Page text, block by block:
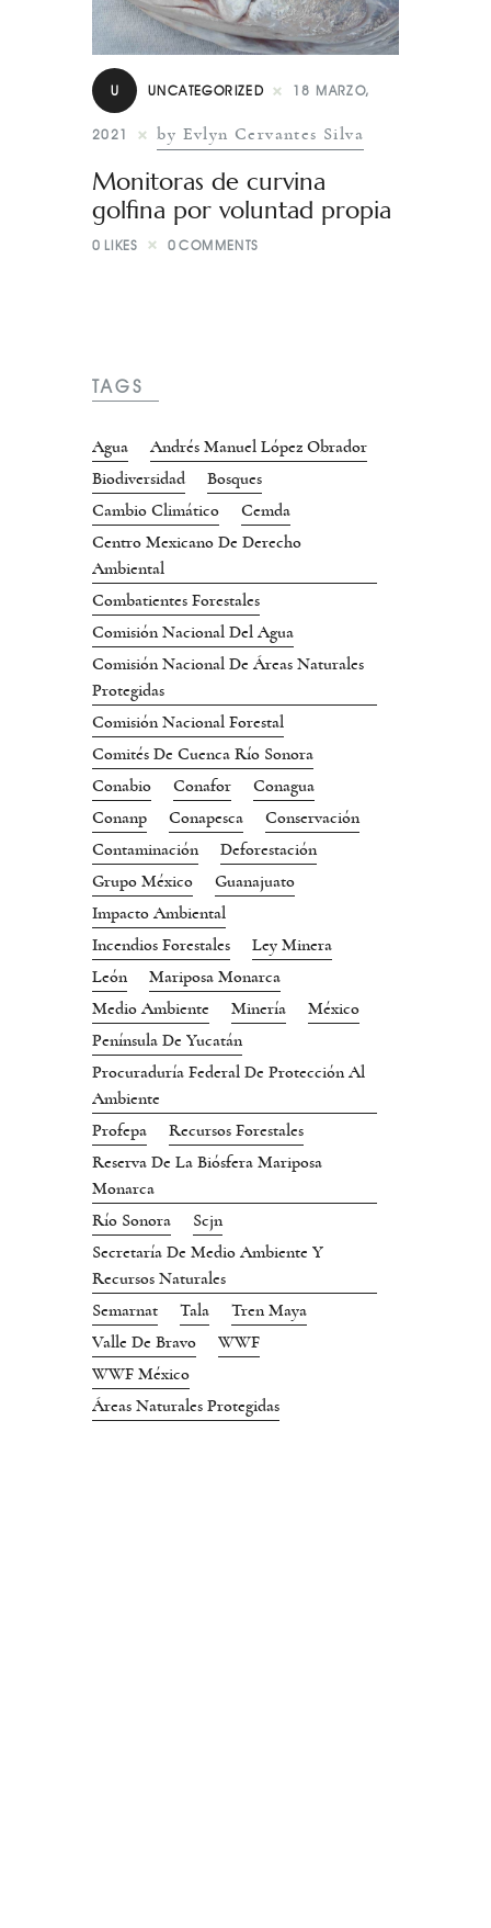
U UNCATEGORIZED 18 MARZO,
2021 by Evlyn Cervantes Silva
Monitoras de curvina
golfina por voluntad propia
0 LIKES 0 COMMENTS
TAGS
Agua
Andrés Manuel López Obrador
Biodiversidad
Bosques
Cambio Climático
Cemda
Centro Mexicano De Derecho
Ambiental
Combatientes Forestales
Comisión Nacional Del Agua
Comisión Nacional De Áreas Naturales
Protegidas
Comisión Nacional Forestal
Comités De Cuenca Río Sonora
Conabio
Conafor
Conagua
Conanp
Conapesca
Conservación
Contaminación
Deforestación
Grupo México
Guanajuato
Impacto Ambiental
Incendios Forestales
Ley Minera
León
Mariposa Monarca
Medio Ambiente
Minería
México
Península De Yucatán
Procuraduría Federal De Protección Al
Ambiente
Profepa
Recursos Forestales
Reserva De La Biósfera Mariposa
Monarca
Río Sonora
Scjn
Secretaría De Medio Ambiente Y
Recursos Naturales
Semarnat
Tala
Tren Maya
Valle De Bravo
WWF
WWF México
Áreas Naturales Protegidas